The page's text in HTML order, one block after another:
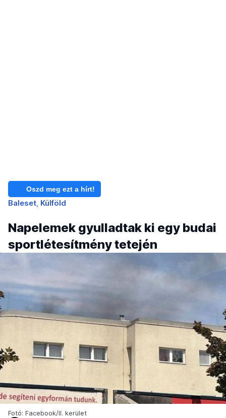
Oszd meg ezt a hírt!
Baleset Külföld
Napelemek gyulladtak ki egy budai
sportlétesítmény tetején
Fotó: Facebook/II. kerület